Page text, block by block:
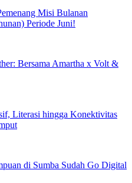
Misi Bulanan
Periode Juni!
Bersama Amartha x Volt &
Literasi hingga Konektivitas
di Sumba Sudah Go Digital